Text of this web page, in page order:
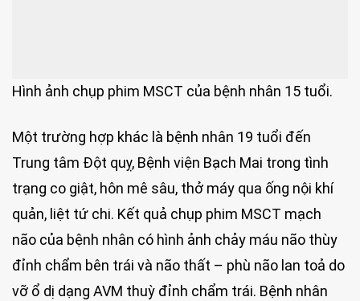
Hình ảnh chụp phim MSCT của bệnh nhân 15 tuổi.
Một trường hợp khác là bệnh nhân 19 tuổi đến
Trung tâm Đột quỵ, Bệnh viện Bạch Mai trong tình
trạng co giật, hôn mê sâu, thở máy qua ống nội khí
quản, liệt tứ chi. Kết quả chụp phim MSCT mạch
não của bệnh nhân có hình ảnh chảy máu não thùy
đỉnh chẩm bên trái và não thất – phù não lan toả do
vỡ ổ dị dạng AVM thuỳ đỉnh chẩm trái. Bệnh nhân